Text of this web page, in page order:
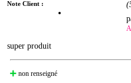
Note Client : (
super produit
non renseigné